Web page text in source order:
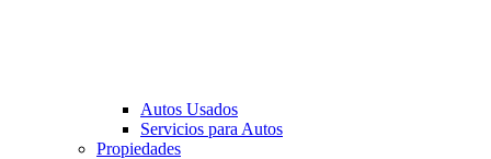
Autos Usados
Servicios para Autos
Propiedades